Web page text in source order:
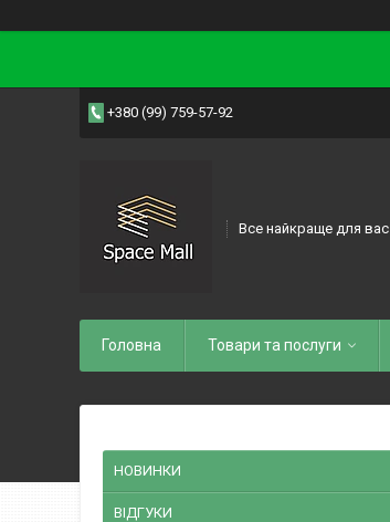
+380 (99) 759-57-92
Все найкраще для вас
Головна Товари та послуги
НОВИНКИ
ВІДГУКИ